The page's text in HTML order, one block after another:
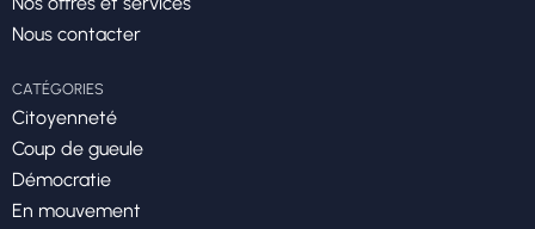
Nous contacter
CATÉGORIES
Citoyenneté
Coup de gueule
Démocratie
En mouvement